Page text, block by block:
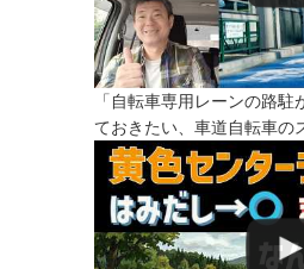
「自転車専用レーンの路
ておきたい、車道自転車の